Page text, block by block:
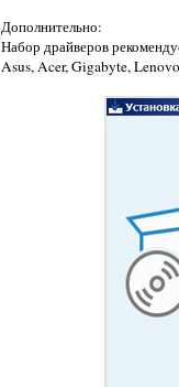
Дополнительно:
Набор драйверов
Asus, Acer, Gigabyte,